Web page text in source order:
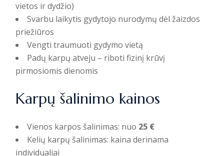
vietos ir dydžio)
Svarbu laikytis gydytojo nurodymų dėl žaizdos
priežiūros
Vengti traumuoti gydymo vietą
Padų karpų atveju – riboti fizinį krūvį
pirmosiomis dienomis
Karpų šalinimo kainos
Vienos karpos šalinimas: nuo 25 €
Kelių karpų šalinimas: kaina derinama
individualiai